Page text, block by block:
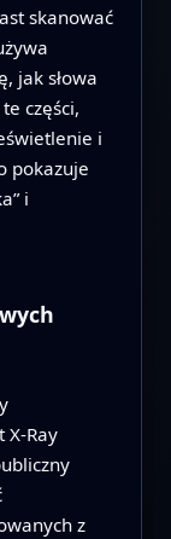
skanować
jak słowa
części,
i
pokazuje
i
Ray
z